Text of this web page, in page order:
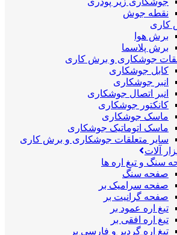
نقطه جوش
کاری
برش هوا
برش پلاسما
جوشکاری و برش کاری
کابل جوشکاری
انبر جوشکاری
انبر اتصال جوشکاری
کانکتور جوشکاری
ماسک جوشکاری
ماسک اتوماتیک جوشکاری
سایر متعلقات جوشکاری و برش کاری
آلات
سنگ و تیغ اره ها
صفحه سنگ
صفحه سرامیک بر
صفحه گرانیت بر
تیغ اره عمود بر
تیغ اره افقی بر
تیغ اره گردبر و فارسی بر